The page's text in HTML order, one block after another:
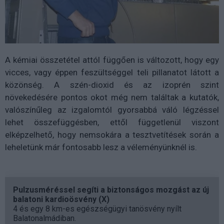
A kémiai összetétel attól függően is változott, hogy egy
vicces, vagy éppen feszültséggel teli pillanatot látott a
közönség. A szén-dioxid és az izoprén szint
növekedésére pontos okot még nem találtak a kutatók,
valószínűleg az izgalomtól gyorsabbá váló légzéssel
lehet összefüggésben, ettől függetlenül viszont
elképzelhető, hogy nemsokára a tesztvetítések során a
leheletünk már fontosabb lesz a véleményünknél is.
Pulzusméréssel segíti a biztonságos mozgást az új
balatoni kardioösvény (X)
4 és egy 8 km-es egészségügyi tanösvény nyílt
Balatonalmádiban.